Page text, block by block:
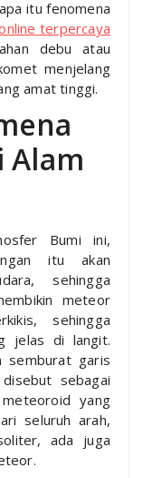
itu fenomena
terpercaya
debu atau
menjelang
amat tinggi.
Alam
Bumi ini,
itu akan
sehingga
meteor
sehingga
jelas di langit.
semburat garis
sebagai
yang
seluruh arah,
ada juga